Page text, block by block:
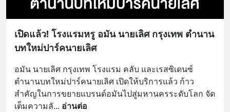
เปิดแล้ว! โรงแรมหรู อมัน นายเลิศ กรุงเทพ ตำนาน
บทใหม่ปาร์คนายเลิศ
อมัน นายเลิศ กรุงเทพ โรงแรม คลับ และเรสซิเดนซ์
ตำนานบทใหม่ปาร์คนายเลิศ เปิดให้บริการแล้ว ก้าว
สำคัญในการขยายแบรนด์อมันไปสู่มหานครระดับโลก จัด
เต็มความลั... อ่านต่อ